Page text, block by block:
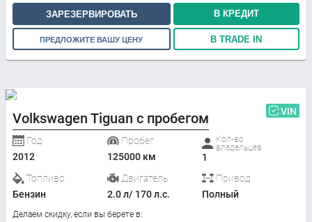
ЗАРЕЗЕРВИРОВАТЬ В КРЕДИТ
ПРЕДЛОЖИТЕ ВАШУ ЦЕНУ В TRADE IN
Volkswagen Tiguan с пробегом VIN
Год
2012
Пробег
125000 км
Кол-во
владельцев
1
Топливо
Бензин
Двигатель
2.0 л/ 170 л.с.
Привод
Полный
Делаем скидку, если вы берете в: